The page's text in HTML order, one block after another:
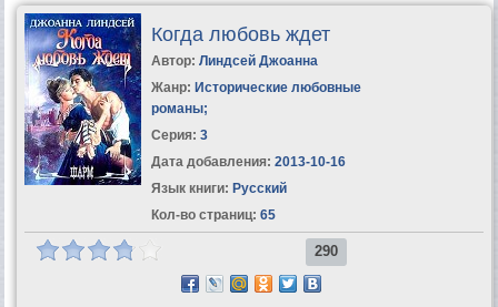
Когда любовь ждет
Автор: Линдсей Джоанна
Жанр: Исторические любовные
романы;
Серия: 3
Дата добавления: 2013-10-16
Язык книги: Русский
Кол-во страниц: 65
290